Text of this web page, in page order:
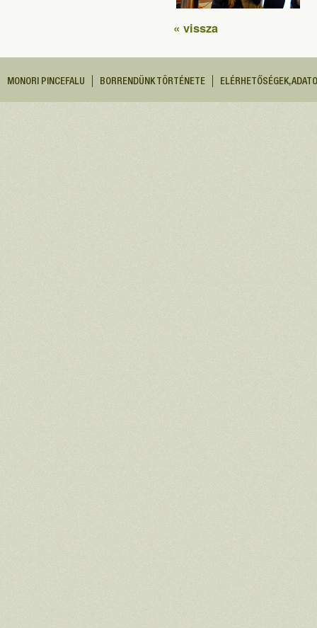
« vissza
MONORI PINCEFALU BORRENDÜNK TÖRTÉNETE ELÉRHETŐSÉGEK,